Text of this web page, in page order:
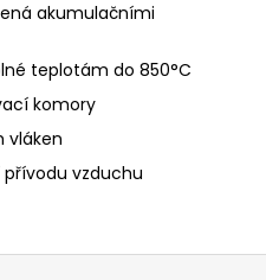
akumulačními
teplotám do 850°C
komory
vláken
přívodu vzduchu